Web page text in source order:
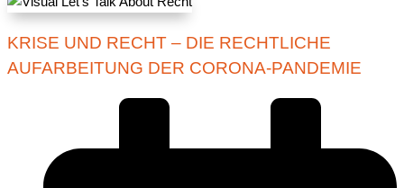
KRISE UND RECHT – DIE RECHTLICHE
AUFARBEITUNG DER CORONA-PANDEMIE